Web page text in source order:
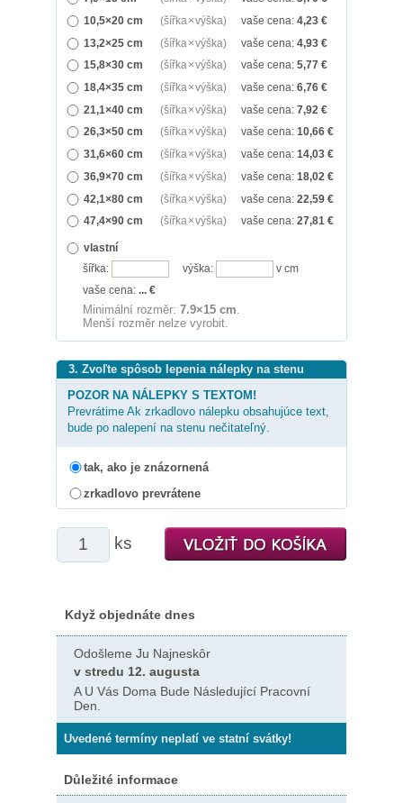
10,5×20 cm
(šířka × výška) vaše cena: 4,23 €
13,2×25 cm
(šířka × výška) vaše cena: 4,93 €
15,8×30 cm
(šířka × výška) vaše cena: 5,77 €
18,4×35 cm
(šířka × výška) vaše cena: 6,76 €
21,1×40 cm
(šířka × výška) vaše cena: 7,92 €
26,3×50 cm
(šířka × výška) vaše cena: 10,66 €
31,6×60 cm
(šířka × výška) vaše cena: 14,03 €
36,9×70 cm
(šířka × výška) vaše cena: 18,02 €
42,1×80 cm
(šířka × výška) vaše cena: 22,59 €
47,4×90 cm
(šířka × výška) vaše cena: 27,81 €
vlastní
šířka:
výška:
v cm
vaše cena: ... €
Minimální rozměr: 7.9×15 cm
Menší rozměr nelze vyrobit.
3. Zvoľte spôsob lepenia nálepky na stenu
POZOR NA NÁLEPKY S TEXTOM!
Prevrátime Ak zrkadlovo nálepku obsahujúce text,
bude po nalepení na stenu nečitateľný.
tak, ako je znázornená
zrkadlovo prevrátene
ks
Když objednáte dnes
Odošleme Ju Najneskôr
v stredu 12. augusta
A U Vás Doma Bude Následující Pracovní
Den.
Uvedené termíny neplatí ve statní svátky!
Důležité informace